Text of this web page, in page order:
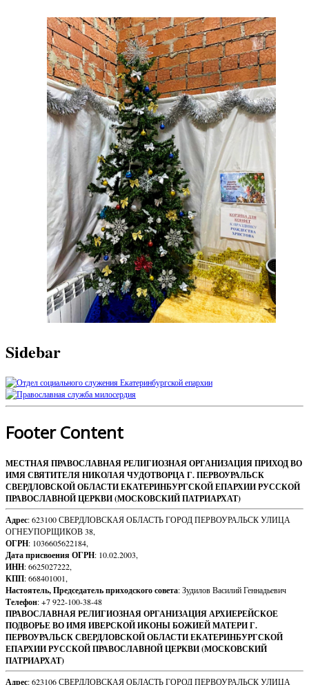
Sidebar
Footer Content
МЕСТНАЯ ПРАВОСЛАВНАЯ РЕЛИГИОЗНАЯ ОРГАНИЗАЦИЯ ПРИХОД ВО
ИМЯ СВЯТИТЕЛЯ НИКОЛАЯ ЧУДОТВОРЦА Г. ПЕРВОУРАЛЬСК
СВЕРДЛОВСКОЙ ОБЛАСТИ ЕКАТЕРИНБУРГСКОЙ ЕПАРХИИ РУССКОЙ
ПРАВОСЛАВНОЙ ЦЕРКВИ (МОСКОВСКИЙ ПАТРИАРХАТ)
Адрес: 623100 СВЕРДЛОВСКАЯ ОБЛАСТЬ ГОРОД ПЕРВОУРАЛЬСК УЛИЦА
ОГНЕУПОРЩИКОВ 38,
ОГРН: 1036605622184,
Дата присвоения ОГРН: 10.02.2003,
ИНН: 6625027222,
КПП: 668401001,
Настоятель, Председатель приходского совета: Зудилов Василий Геннадьевич
Телефон: +7 922-100-38-48
ПРАВОСЛАВНАЯ РЕЛИГИОЗНАЯ ОРГАНИЗАЦИЯ АРХИЕРЕЙСКОЕ
ПОДВОРЬЕ ВО ИМЯ ИВЕРСКОЙ ИКОНЫ БОЖИЕЙ МАТЕРИ Г.
ПЕРВОУРАЛЬСК СВЕРДЛОВСКОЙ ОБЛАСТИ ЕКАТЕРИНБУРГСКОЙ
ЕПАРХИИ РУССКОЙ ПРАВОСЛАВНОЙ ЦЕРКВИ (МОСКОВСКИЙ
ПАТРИАРХАТ)
Адрес: 623106 СВЕРДЛОВСКАЯ ОБЛАСТЬ ГОРОД ПЕРВОУРАЛЬСК УЛИЦА